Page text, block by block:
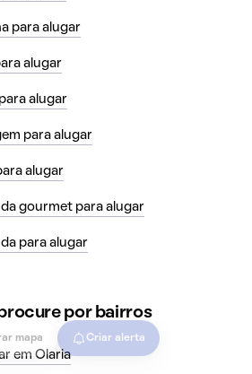
mapa Criar alerta
para alugar
alugar
alugar
para alugar
alugar
gourmet para alugar
para alugar
por bairros
em Olaria